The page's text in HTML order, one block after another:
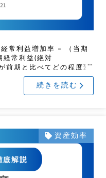
常利益増加率 = （当期
経常利益(絶対
前期と比べてどの程度変
大きいほど良好 […]
続きを読む
資産効率